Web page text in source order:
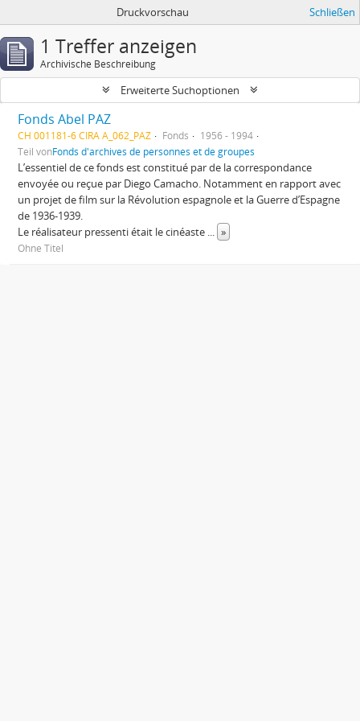
Druckvorschau Schließen
1 Treffer anzeigen
Archivische Beschreibung
Erweiterte Suchoptionen
Fonds Abel PAZ
CH 001181-6 CIRA A_062_PAZ Fonds
1956 - 1994
Teil vonFonds d'archives de personnes et de groupes
L’essentiel de ce fonds est constitué par de la correspondance
envoyée ou reçue par Diego Camacho. Notamment en rapport avec
un projet de film sur la Révolution espagnole et la Guerre d’Espagne
de 1936-1939.
Le réalisateur pressenti était le cinéaste ... »
Ohne Titel